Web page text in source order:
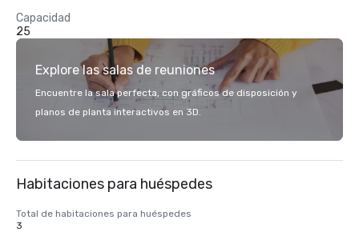
Capacidad
25
Explore las salas de reuniones
Encuentre la sala perfecta, con gráficos de disposición y
planos de planta interactivos en 3D.
Habitaciones para huéspedes
Total de habitaciones para huéspedes
3